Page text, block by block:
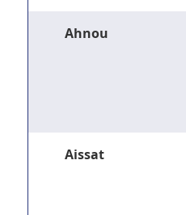
Ahnou
Aissat